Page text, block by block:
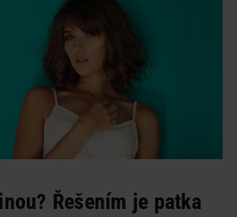
Řešením je patka